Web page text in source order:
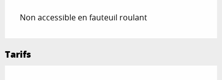
Non accessible en fauteuil roulant
Tarifs